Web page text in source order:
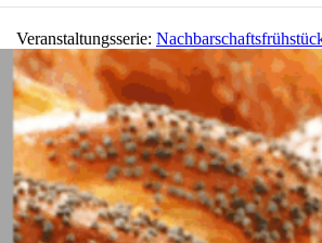
Veranstaltungsserie: